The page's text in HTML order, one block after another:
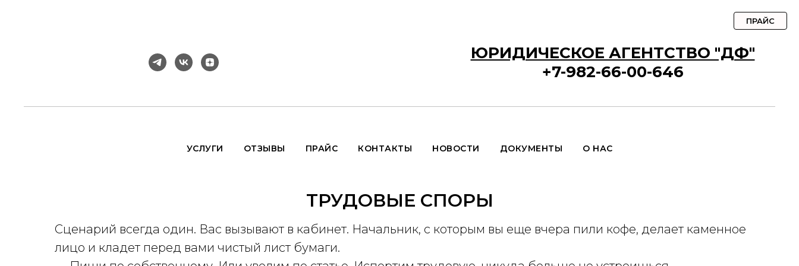
ЮРИДИЧЕСКОЕ АГЕНТСТВО "ДФ"
+7-982-66-00-646
УСЛУГИ ОТЗЫВЫ ПРАЙС КОНТАКТЫ НОВОСТИ ДОКУМЕНТЫ О НАС
ПРАЙС
ТРУДОВЫЕ СПОРЫ
Сценарий всегда один. Вас вызывают в кабинет. Начальник, с которым вы еще вчера пили кофе, делает каменное
лицо и кладет перед вами чистый лист бумаги.